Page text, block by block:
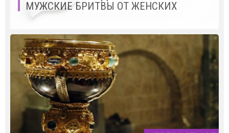
МУЖСКИЕ БРИТВЫ ОТ ЖЕНСКИХ